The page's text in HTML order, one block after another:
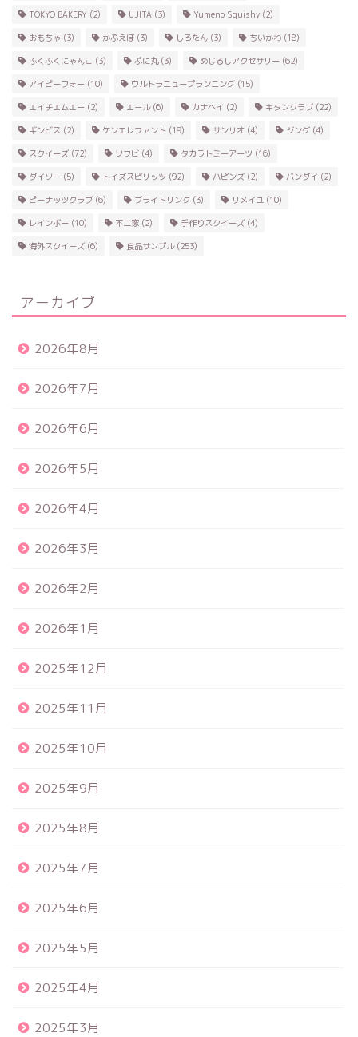
TOKYO BAKERY (2) UJITA (3) Yumeno Squishy (2)
おもちゃ (3) かぷえぼ (3) しろたん (3) ちいかわ (18)
ふくふくにゃんこ (3) ぷに丸(3) めじるしアクセサリー (62)
アイピーフォー (10) ウルトラニュープランニング (15)
エイチエムエー (2) エール(6) カナヘイ (2) キタンクラブ (22)
ギンビス (2) ケンエレファント (19) サンリオ (4) ジング (4)
スクイーズ (72) ソフビ (4) タカラトミーアーツ (16)
ダイソー (5) トイズスピリッツ (92) ハピンズ (2) バンダイ (2)
ピーナッツクラブ (6) ブライトリンク (3) リメイユ (10)
レインボー (10) 不二家 (2) 手作りスクイーズ (4)
海外スクイーズ (6) 食品サンプル(253)
アーカイブ
2026年8月
2026年7月
2026年6月
2026年5月
2026年4月
2026年3月
2026年2月
2026年1月
2025年12月
2025年11月
2025年10月
2025年9月
2025年8月
2025年7月
2025年6月
2025年5月
2025年4月
2025年3月